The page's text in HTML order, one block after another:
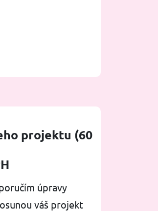
projektu (60
úpravy
váš projekt